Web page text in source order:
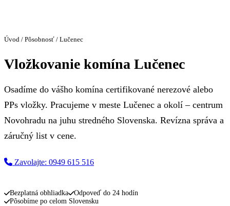
Úvod / Pôsobnosť / Lučenec
Vložkovanie komína Lučenec
Osadíme do vášho komína certifikované nerezové alebo
PPs vložky. Pracujeme v meste Lučenec a okolí – centrum
Novohradu na juhu stredného Slovenska. Revízna správa a
záručný list v cene.
Zavolajte: 0949 615 516
Bezplatná obhliadka
Odpoveď do 24 hodín
Pôsobíme po celom Slovensku